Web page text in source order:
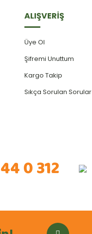
ALIŞVERİŞ
Üye Ol
Şifremi Unuttum
Kargo Takip
Sıkça Sorulan Sorular
0 312